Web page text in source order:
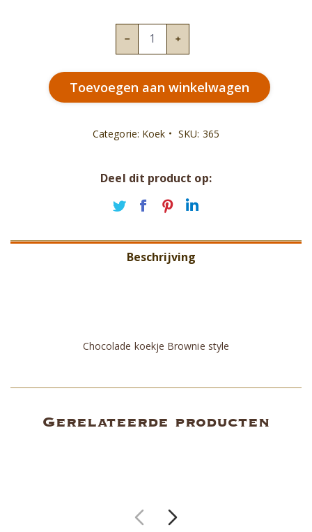
Brownie
koekjes
aantal
Toevoegen aan winkelwagen
Categorie: Koek SKU: 365
Deel dit product op:
Deel
Twitter
Deel
Facebook
Deel
Pinterest
LinkedIn
Beschrijving
Chocolade koekje Brownie style
Gerelateerde producten